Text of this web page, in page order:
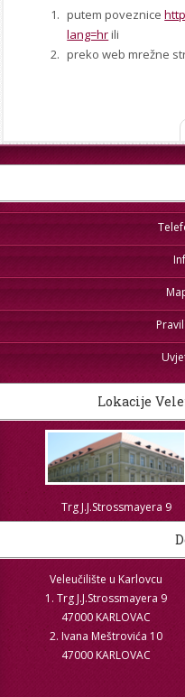
putem poveznice
lang=hrili
preko web mrežne
Lokacije
Trg J.J.Strossmayera 9
Veleučilište u Karlovcu
1. Trg J.J.Strossmayera 9
47000 KARLOVAC
2. Ivana Meštrovića 10
47000 KARLOVAC